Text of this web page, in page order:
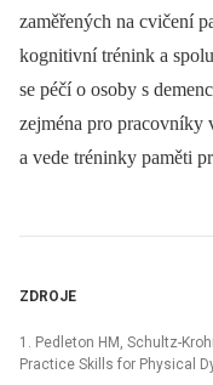
zaměřených na cvičení
kognitivní trénink a
se péčí o osoby s
zejména pro pracovníky
a vede tréninky paměti
ZDROJE
1. Pedleton HM, Schultz-
Practice Skills for Physical